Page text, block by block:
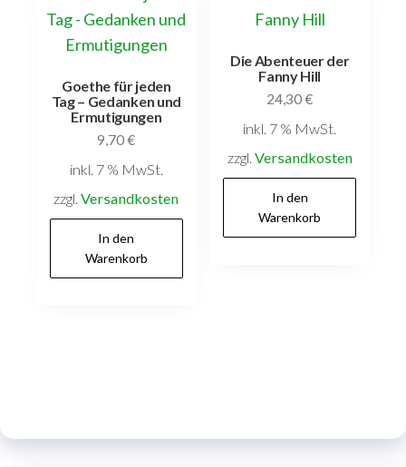
Goethe für jeden
Tag – Gedanken und
Ermutigungen
9,70€
inkl. 7 % MwSt.
zzgl.Versandkosten
In den
Warenkorb
Die Abenteuer der
Fanny Hill
24,30€
inkl. 7 % MwSt.
zzgl. Versandkosten
In den
Warenkorb